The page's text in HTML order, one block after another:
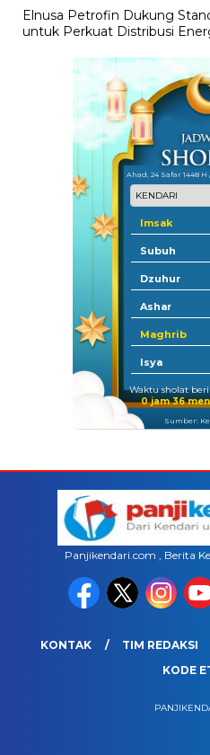
Elnusa Petrofin Dukung
untuk Perkuat Distribusi
Ahad, 24 Safar 1448
Imsak
Subuh
Dzuhur
Ashar
Maghrib
Isya
Waktu sholat
0 jam 36
Sumber:
Panjikendari.com , Berita
KONTAK TIM REDAKSI
KODE